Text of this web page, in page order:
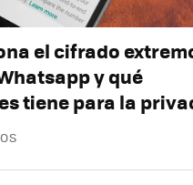
el cifrado
y qué
tiene para la